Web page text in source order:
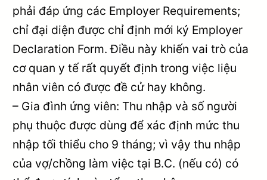
phải đáp ứng các Employer Requirements;
chỉ đại diện được chỉ định mới ký Employer
Declaration Form. Điều này khiến vai trò của
cơ quan y tế rất quyết định trong việc liệu
nhân viên có được đề cử hay không.
– Gia đình ứng viên: Thu nhập và số người
phụ thuộc được dùng để xác định mức thu
nhập tối thiểu cho 9 tháng; vì vậy thu nhập
của vợ/chồng làm việc tại B.C. (nếu có) có